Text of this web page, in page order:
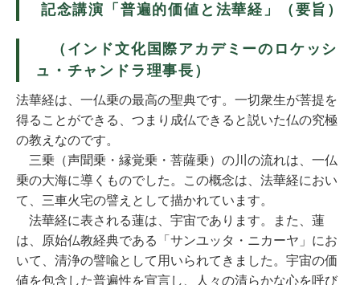
記念講演「普遍的価値と法華経」（要旨）
（インド文化国際アカデミーのロケッシ
ュ・チャンドラ理事長）
法華経は、一仏乗の最高の聖典です。一切衆生が菩提を
得ることができる、つまり成仏できると説いた仏の究極
の教えなのです。
三乗（声聞乗・縁覚乗・菩薩乗）の川の流れは、一仏
乗の大海に導くものでした。この概念は、法華経におい
て、三車火宅の譬えとして描かれています。
法華経に表される蓮は、宇宙であります。また、蓮
は、原始仏教経典である「サンユッタ・ニカーヤ」にお
いて、清浄の譬喩として用いられてきました。宇宙の価
値を包含した普遍性を宣言し、人々の清らかな心を呼び